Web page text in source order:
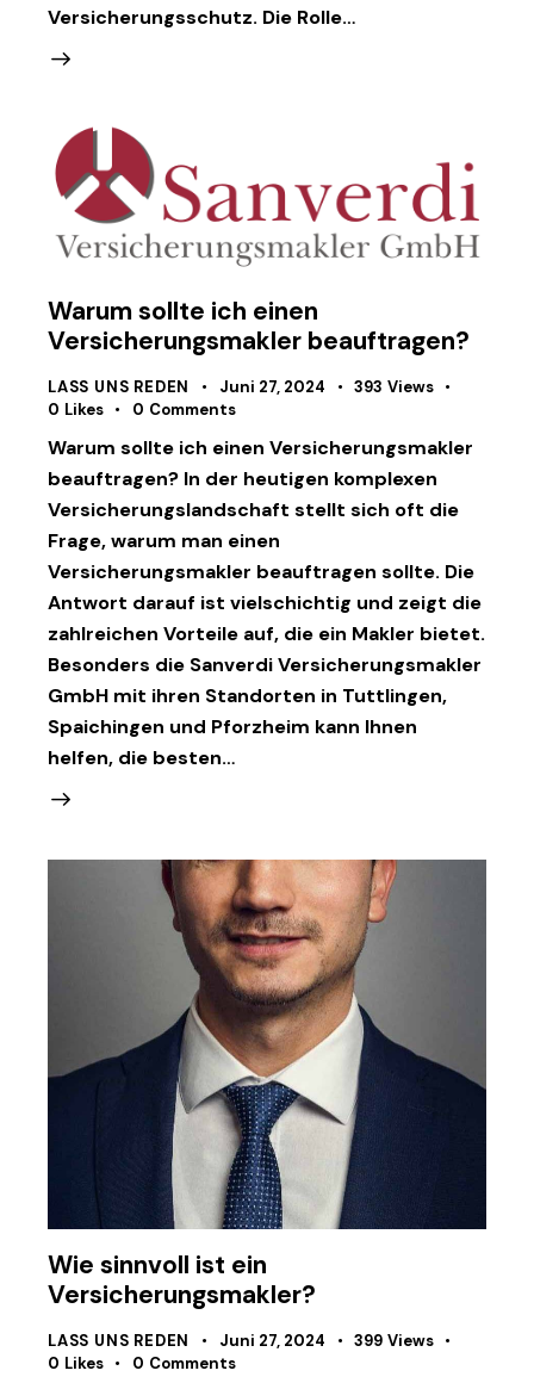
Versicherungsschutz. Die Rolle…
Warum sollte ich einen
Versicherungsmakler beauftragen?
LASS UNS REDEN Juni 27, 2024 393 Views
0 Likes 0 Comments
Warum sollte ich einen Versicherungsmakler
beauftragen? In der heutigen komplexen
Versicherungslandschaft stellt sich oft die
Frage, warum man einen
Versicherungsmakler beauftragen sollte. Die
Antwort darauf ist vielschichtig und zeigt die
zahlreichen Vorteile auf, die ein Makler bietet.
Besonders die Sanverdi Versicherungsmakler
GmbH mit ihren Standorten in Tuttlingen,
Spaichingen und Pforzheim kann Ihnen
helfen, die besten…
Wie sinnvoll ist ein
Versicherungsmakler?
LASS UNS REDEN Juni 27, 2024 399 Views
0 Likes 0 Comments